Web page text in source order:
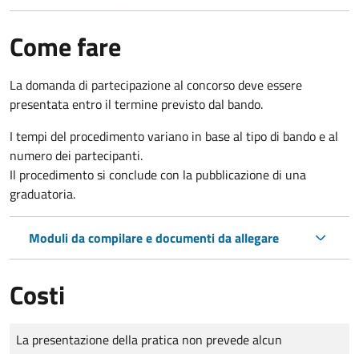
Come fare
La domanda di partecipazione al concorso deve essere
presentata entro il termine previsto dal bando.
I tempi del procedimento variano in base al tipo di bando e al
numero dei partecipanti.
Il procedimento si conclude con la pubblicazione di una
graduatoria.
Moduli da compilare e documenti da allegare
Costi
Tipo di pagamento
Importo
La presentazione della pratica non prevede alcun